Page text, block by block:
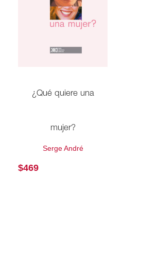
¿Qué quiere una
mujer?
Serge André
$469